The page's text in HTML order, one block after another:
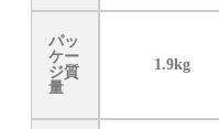
パッ
ケー
ジ質
量
1.9kg